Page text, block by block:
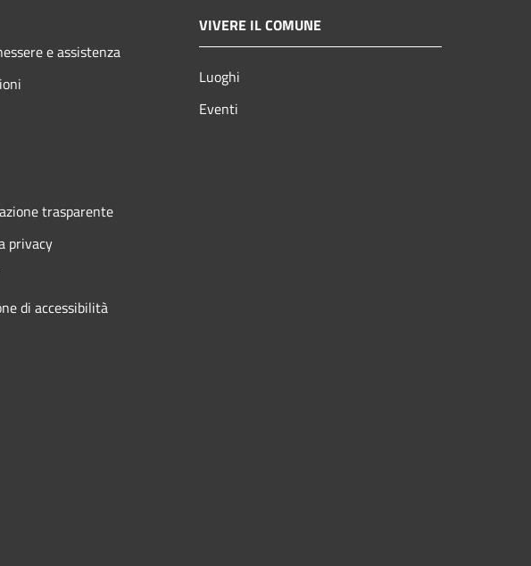
e assistenza
VIVERE IL COMUNE
Luoghi
Eventi
trasparente
privacy
di accessibilità